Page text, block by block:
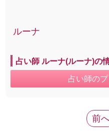
ルーナ
占い師 ルーナ(ルーナ)の
占い師の
前